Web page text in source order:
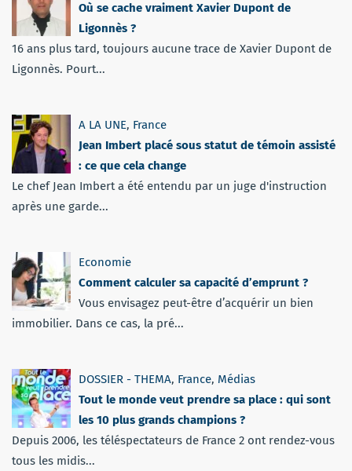
Où se cache vraiment Xavier Dupont de
Ligonnès ?
16 ans plus tard, toujours aucune trace de Xavier Dupont de
Ligonnès. Pourt...
A LA UNE, France
Jean Imbert placé sous statut de témoin assisté
: ce que cela change
Le chef Jean Imbert a été entendu par un juge d'instruction
après une garde...
Economie
Comment calculer sa capacité d’emprunt ?
Vous envisagez peut-être d’acquérir un bien
immobilier. Dans ce cas, la pré...
DOSSIER - THEMA, France, Médias
Tout le monde veut prendre sa place : qui sont
les 10 plus grands champions ?
Depuis 2006, les téléspectateurs de France 2 ont rendez-vous
tous les midis...